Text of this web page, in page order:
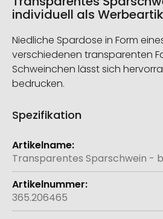
individuell als
Niedliche Spardose in Form
verschiedenen transparenten
Schweinchen lässt sich
bedrucken.
Spezifikation
Weitere
Informationen
Transparentes Sparschwein -
365.206465